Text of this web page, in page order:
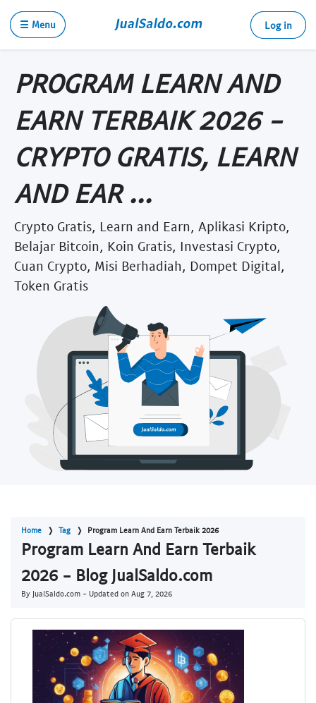
☰ Menu Log in
PROGRAM LEARN AND
EARN TERBAIK 2026 -
CRYPTO GRATIS, LEARN
AND EAR ...
Crypto Gratis, Learn and Earn, Aplikasi Kripto,
Belajar Bitcoin, Koin Gratis, Investasi Crypto,
Cuan Crypto, Misi Berhadiah, Dompet Digital,
Token Gratis
Home Tag Program Learn And Earn Terbaik 2026
Program Learn And Earn Terbaik
2026 - Blog JualSaldo.com
By JualSaldo.com - Updated on Aug 7, 2026